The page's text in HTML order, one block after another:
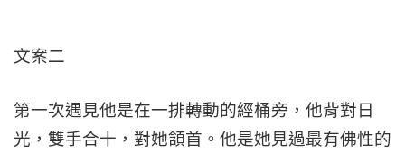
文案二
第一次遇見他是在一排轉動的經桶旁，他背對日
光，雙手合十，對她頷首。他是她見過最有佛性的